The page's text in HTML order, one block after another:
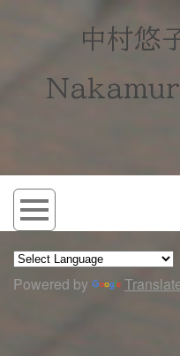
中村悠
Powered by